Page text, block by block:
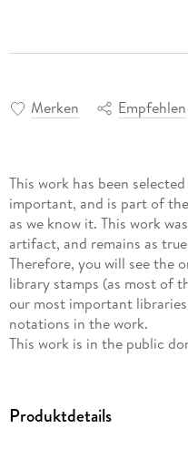
Merken Empfehlen
This work has been
important, and is part of
as we know it. This work
artifact, and remains as
Therefore, you will see the
library stamps (as most of
our most important
notations in the work.
This work is in the public
of the work.
Produktdetails